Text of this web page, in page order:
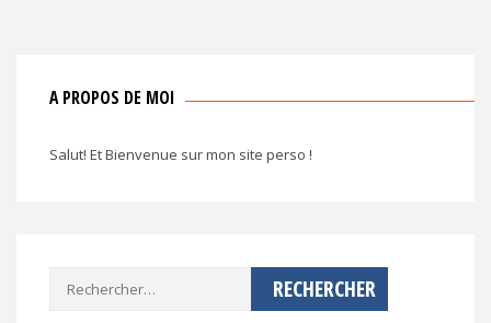
A PROPOS DE MOI
Salut! Et Bienvenue sur mon site perso !
Rechercher :